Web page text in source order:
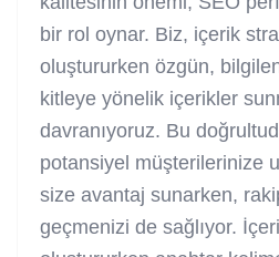
bir rol oynar. Biz, içerik
oluştururken özgün,
kitleye yönelik içerikler
davranıyoruz. Bu
potansiyel müşterilerinize
size avantaj sunarken,
geçmenizi de sağlıyor.